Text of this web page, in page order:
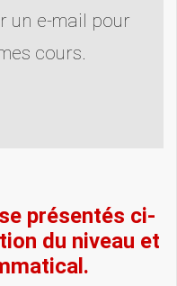
un e-mail pour
cours.
présentés ci-
du niveau et